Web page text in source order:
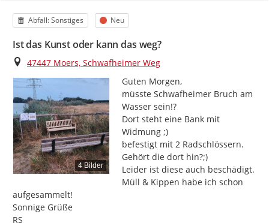
Kategorie
Abfall: Sonstiges Status
Neu
Ist das Kunst oder kann das weg?
Ort
47447 Moers, Schwafheimer Weg
4 Bilder
Guten Morgen,
müsste Schwafheimer Bruch am
Wasser sein!?
Dort steht eine Bank mit
Widmung ;)
befestigt mit 2 Radschlössern.
Gehört die dort hin?;)
Leider ist diese auch beschädigt.
Müll & Kippen habe ich schon
aufgesammelt!
Sonnige Grüße
RS